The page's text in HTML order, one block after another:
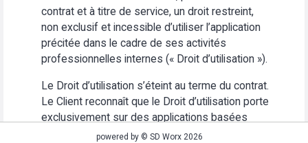
contrat et à titre de service, un droit restreint,
non exclusif et incessible d’utiliser l’application
précitée dans le cadre de ses activités
professionnelles internes (« Droit d’utilisation »).
Le Droit d’utilisation s’éteint au terme du contrat.
Le Client reconnaît que le Droit d’utilisation porte
exclusivement sur des applications basées
Web. Le Client s’abstiendra (i) d’utiliser
powered by © SD Worx 2026